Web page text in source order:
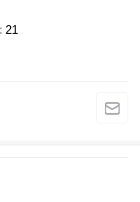
21